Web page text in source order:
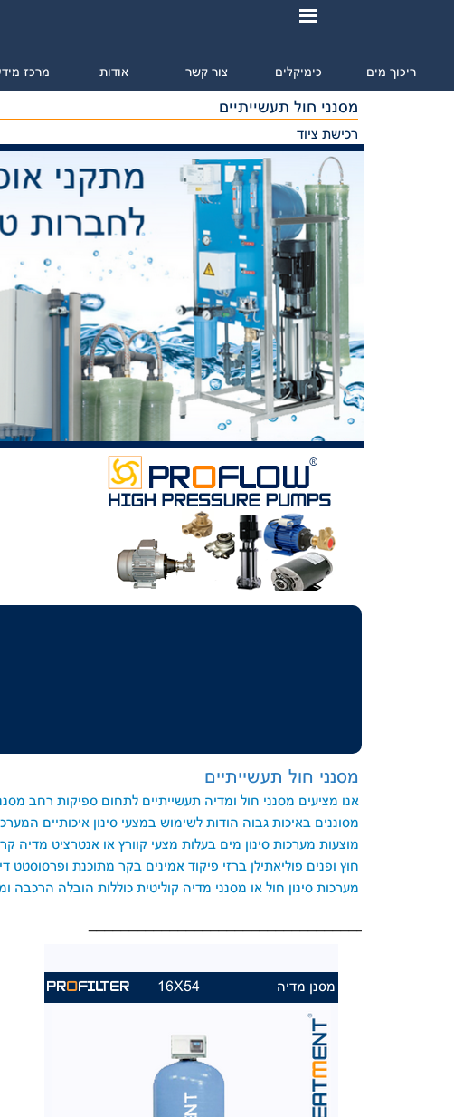
מרכז אודות צור קשר כימיקלים ריכוך מים
מסנני חול תעשייתיים
רכישת ציוד
מסנני חול תעשייתיים
אנו מציעים מסנני חול ומדיה תעשייתיים לתחום ספיקות רחב
מסוננים באיכות גבוה הודות לשימוש במצעי סינון איכותיים
מוצעות מערכות סינון מים בעלות מצעי קוורץ או אנטרציט מדיה
חוץ ופנים פוליאתילן ברזי פיקוד אמינים בקר מתוכנת
מערכות סינון חול או מסנני מדיה קוליטית כוללות הובלה הרכבה
PROFILTER 16X54 מסנן מדיה